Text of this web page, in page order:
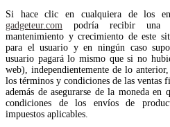
Si hace clic en cualquiera de los
gadgeteur.com podría recibir una
mantenimiento y crecimiento de este
para el usuario y en ningún caso
usuario pagará lo mismo que si no
web), independientemente de lo
los términos y condiciones de las ventas
además de asegurarse de la moneda en
condiciones de los envíos de
impuestos aplicables.